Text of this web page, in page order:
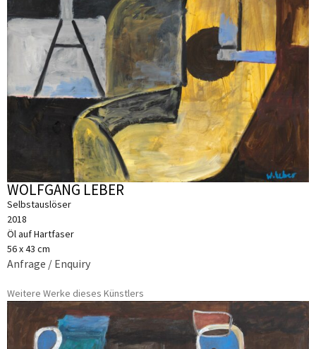
WOLFGANG LEBER
Selbstauslöser
2018
Öl auf Hartfaser
56 x 43 cm
Anfrage / Enquiry
Weitere Werke dieses Künstlers